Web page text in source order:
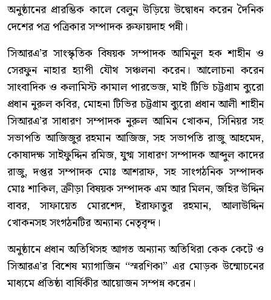
অনুষ্ঠানের প্রারম্ভিক কালে বেলুন উড়িয়ে উদ্বোধন করেন দৈনিক
দেশের পত্র পত্রিকার সম্পাদক রুফায়দাহ পন্নী।
সিআরএ’র সাংস্কৃতিক বিষয়ক সম্পাদক আমিনুল হক শাহীন ও
সেরফুন নাহার হ্যাপী যৌথ সঞ্চলনা করেন। আলোচনা করেন
সাংবাদিক ও কলামিস্ট কামাল পারভেজ, মাই টিভি চট্টগ্রাম ব্যুরো
প্রধান নুরুল কবির, মোহনা টিভির চট্টগ্রাম ব্যুরো প্রধান আলী শাহীন
সিআরএ’র সাধারণ সম্পাদক নুরুল আমিন খোকন, সিনিয়র সহ
সভাপতি আজিজুর রহমান আজিজ, সহ সভাপতি রাজু আহমেদ,
কোষাদক্ষ সাইফুদ্দিন রমিজ, যুগ্ম সাধারণ সম্পাদক আব্দুল কাদের
রাজু, দপ্তর সম্পাদক মোঃ আশরাফ, সহ সাংগঠনিক সম্পাদক
মোঃ শাকিল, ক্রীড়া বিষয়ক সম্পাদক এম আর মিলন, জহির উদ্দিন
বাবর, সাফায়েত মোরশেদ, ইরাফাতুর রহমান, আলাউদ্দিন
খোকনসহ সংগঠনটির অন্যান্য নেতৃবৃন্দ।
অনুষ্ঠানে প্রধান অতিথিসহ আগত অন্যান্য অতিথিরা কেক কেটে ও
সিআরএ’র বিশেষ ম্যাগাজিন “স্মরণিকা” এর মোড়ক উন্মোচনের
মাধ্যমে প্রতিষ্ঠা বার্ষিকীর আয়োজন সম্পন্ন করেন।